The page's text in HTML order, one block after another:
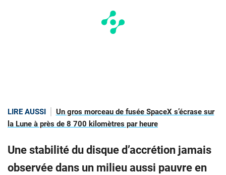
LIRE AUSSI
Un gros morceau de fusée SpaceX s’écrase sur
la Lune à près de 8 700 kilomètres par heure
Une stabilité du disque d’accrétion jamais
observée dans un milieu aussi pauvre en